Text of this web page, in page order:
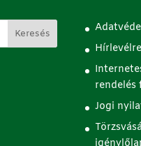
rendelés
Jogi